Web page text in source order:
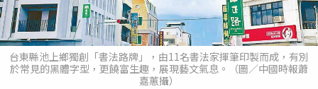
台東縣池上鄉獨創「書法路牌」，由11名書法家揮筆印製而成，有別
於常見的黑體字型，更饒富生趣，展現藝文氣息。（圖／中國時報蕭
嘉蕙攝）